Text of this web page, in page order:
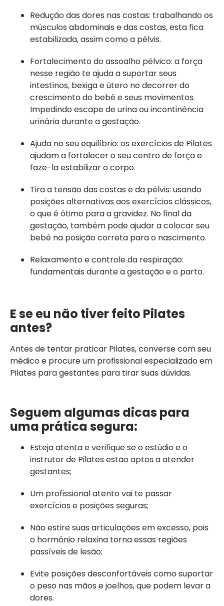
Redução das dores nas costas: trabalhando os
músculos abdominais e das costas, esta fica
estabilizada, assim como a pélvis.
Fortalecimento do assoalho pélvico: a força
nesse região te ajuda a suportar seus
intestinos, bexiga e útero no decorrer do
crescimento do bebê e seus movimentos.
Impedindo escape de urina ou incontinência
urinária durante a gestação.
Ajuda no seu equilíbrio: os exercícios de Pilates
ajudam a fortalecer o seu centro de força e
faze-la estabilizar o corpo.
Tira a tensão das costas e da pélvis: usando
posições alternativas aos exercícios clássicos,
o que é ótimo para a gravidez. No final da
gestação, também pode ajudar a colocar seu
bebê na posição correta para o nascimento.
Relaxamento e controle da respiração:
fundamentais durante a gestação e o parto.
E se eu não tiver feito Pilates
antes?
Antes de tentar praticar Pilates, converse com seu
médico e procure um profissional especializado em
Pilates para gestantes para tirar suas dúvidas.
Seguem algumas dicas para
uma prática segura:
Esteja atenta e verifique se o estúdio e o
instrutor de Pilates estão aptos a atender
gestantes;
Um profissional atento vai te passar
exercícios e posições seguras;
Não estire suas articulações em excesso, pois
o hormônio relaxina torna essas regiões
passíveis de lesão;
Evite posições desconfortáveis como suportar
o peso nas mãos e joelhos, que podem levar a
dores.